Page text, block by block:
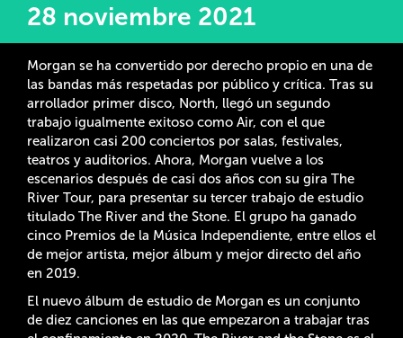
28 noviembre 2021
Morgan se ha convertido por derecho propio en una de
las bandas más respetadas por público y crítica. Tras su
arrollador primer disco, North, llegó un segundo
trabajo igualmente exitoso como Air, con el que
realizaron casi 200 conciertos por salas, festivales,
teatros y auditorios. Ahora, Morgan vuelve a los
escenarios después de casi dos años con su gira The
River Tour, para presentar su tercer trabajo de estudio
titulado The River and the Stone. El grupo ha ganado
cinco Premios de la Música Independiente, entre ellos el
de mejor artista, mejor álbum y mejor directo del año
en 2019.
El nuevo álbum de estudio de Morgan es un conjunto
de diez canciones en las que empezaron a trabajar tras